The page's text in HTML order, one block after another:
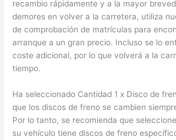
recambio rápidamente y a la mayor
demores en volver a la carretera, utiliza
de comprobación de matrículas para
arranque a un gran precio. Incluso se lo
coste adicional, por lo que volverá a la
tiempo.
Ha seleccionado Cantidad 1 x Disco de
que los discos de freno se cambien
Por lo tanto, se recomienda que
su vehículo tiene discos de freno